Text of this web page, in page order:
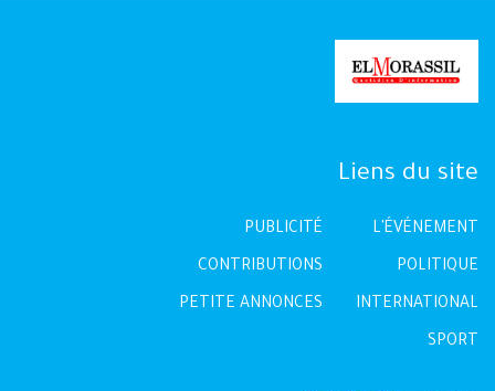
Liens du site
L'ÉVÉNEMENT
POLITIQUE
INTERNATIONAL
SPORT
PUBLICITÉ
CONTRIBUTIONS
PETITE ANNONCES